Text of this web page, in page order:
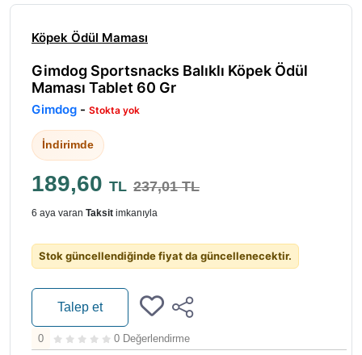
Köpek Ödül Maması
Gimdog Sportsnacks Balıklı Köpek Ödül
Maması Tablet 60 Gr
Gimdog - Stokta yok
İndirimde
189,60 TL 237,01 TL
6 aya varan Taksit imkanıyla
Stok güncellendiğinde fiyat da güncellenecektir.
Talep et
0 0 Değerlendirme